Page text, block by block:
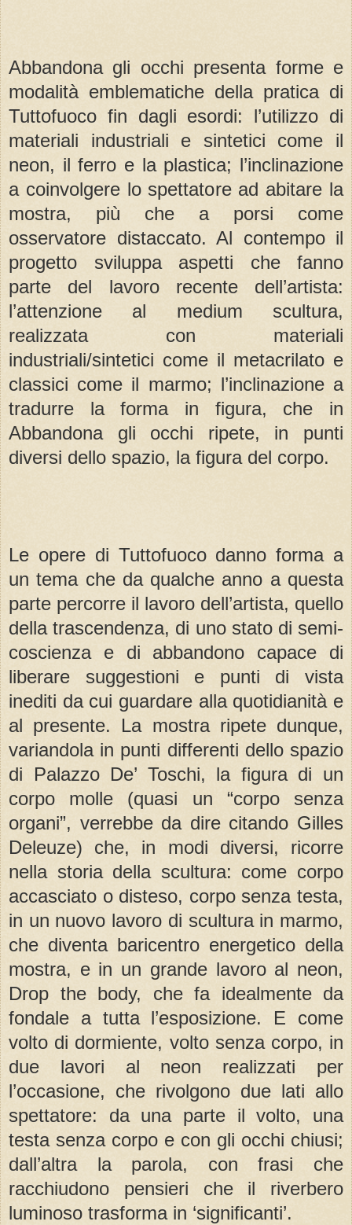
Abbandona gli occhi presenta forme e
modalità emblematiche della pratica di
Tuttofuoco fin dagli esordi: l’utilizzo di
materiali industriali e sintetici come il
neon, il ferro e la plastica; l’inclinazione
a coinvolgere lo spettatore ad abitare la
mostra, più che a porsi come
osservatore distaccato. Al contempo il
progetto sviluppa aspetti che fanno
parte del lavoro recente dell’artista:
l’attenzione al medium scultura,
realizzata con materiali
industriali/sintetici come il metacrilato e
classici come il marmo; l’inclinazione a
tradurre la forma in figura, che in
Abbandona gli occhi ripete, in punti
diversi dello spazio, la figura del corpo.
Le opere di Tuttofuoco danno forma a
un tema che da qualche anno a questa
parte percorre il lavoro dell’artista, quello
della trascendenza, di uno stato di semi-
coscienza e di abbandono capace di
liberare suggestioni e punti di vista
inediti da cui guardare alla quotidianità e
al presente. La mostra ripete dunque,
variandola in punti differenti dello spazio
di Palazzo De’ Toschi, la figura di un
corpo molle (quasi un “corpo senza
organi”, verrebbe da dire citando Gilles
Deleuze) che, in modi diversi, ricorre
nella storia della scultura: come corpo
accasciato o disteso, corpo senza testa,
in un nuovo lavoro di scultura in marmo,
che diventa baricentro energetico della
mostra, e in un grande lavoro al neon,
Drop the body, che fa idealmente da
fondale a tutta l’esposizione. E come
volto di dormiente, volto senza corpo, in
due lavori al neon realizzati per
l’occasione, che rivolgono due lati allo
spettatore: da una parte il volto, una
testa senza corpo e con gli occhi chiusi;
dall’altra la parola, con frasi che
racchiudono pensieri che il riverbero
luminoso trasforma in ‘significanti’.